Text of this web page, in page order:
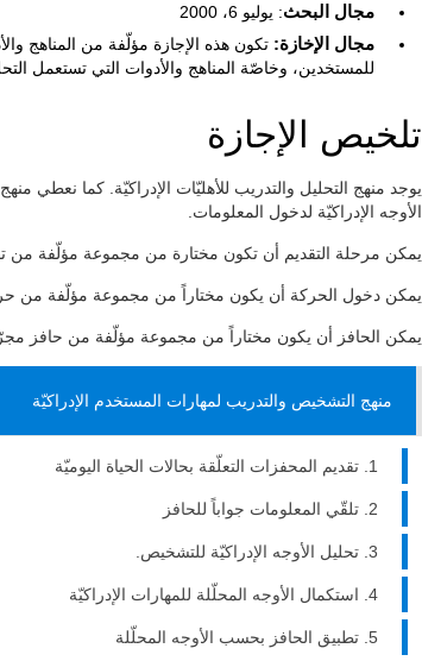
مجال البحث: يوليو 6، 2000
مجال الإخازة: تكون هذه الإجازة مؤلّفة من المناهج
للمستخدين، وخاصّة المناهج والأدوات التي تستعمل
تلخيص الإجازة
يوجد منهج التحليل والتدريب للأهليّات الإدراكيّة. كما نعطي
الأوجه الإدراكيّة لدخول المعلومات.
يمكن مرحلة التقديم أن تكون مختارة من مجموعة مؤلّفة من
يمكن دخول الحركة أن يكون مختاراً من مجموعة مؤلّفة من
يمكن الحافز أن يكون مختاراً من مجموعة مؤلّفة من حافز
منهج التشخيص والتدريب لمهارات المستخدم الإدراكيّة
تقديم المحفزات التعلّقة بحالات الحياة اليوميّة
تلقّي المعلومات جواباً للحافز
تحليل الأوجه الإدراكيّة للتشخيص.
استكمال الأوجه المحلّلة للمهارات الإدراكيّة
تطبيق الحافز بحسب الأوجه المحلّلة